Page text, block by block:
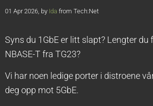
01 Apr 2026, by Ida from Tech:Net
Syns du 1GbE er litt slapt? Lengter
NBASE-T fra TG23?
Vi har noen ledige porter i distroene
deg opp mot 5GbE.